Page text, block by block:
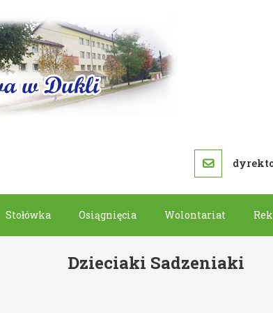
Stołówka Osiągnięcia Wolontariat
Dzieciaki Sadzeniaki